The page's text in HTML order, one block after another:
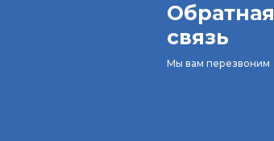
Обратная
связь
Мы вам перезвоним